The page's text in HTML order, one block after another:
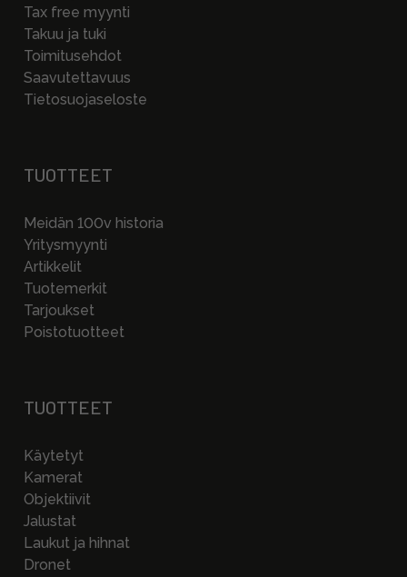
Tax free myynti
Takuu ja tuki
Toimitusehdot
Saavutettavuus
Tietosuojaseloste
TUOTTEET
Meidän 100v historia
Yritysmyynti
Artikkelit
Tuotemerkit
Tarjoukset
Poistotuotteet
TUOTTEET
Käytetyt
Kamerat
Objektiivit
Jalustat
Laukut ja hihnat
Dronet